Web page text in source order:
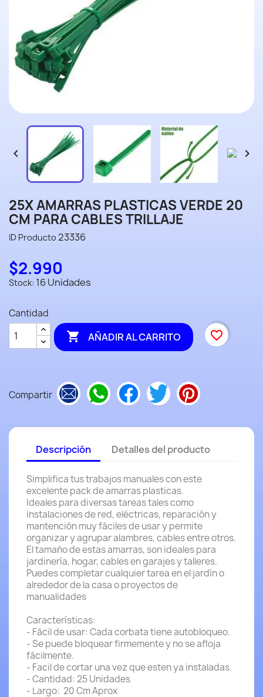
 
25X AMARRAS PLASTICAS VERDE 20
CM PARA CABLES TRILLAJE
ID Producto23336
$2.990
Stock:16 Unidades
Cantidad
 AÑADIR AL CARRITO favorite_border
Compartir
Descripción Detalles del producto
Simplifica tus trabajos manuales con este
excelente pack de amarras plasticas.
Ideales para diversas tareas tales como
instalaciones de red, eléctricas, reparación y
mantención muy fáciles de usar y permite
organizar y agrupar alambres, cables entre otros.
El tamaño de estas amarras, son ideales para
jardinería, hogar, cables en garajes y talleres.
Puedes completar cualquier tarea en el jardín o
alrededor de la casa o proyectos de
manualidades
Características:
- Fácil de usar: Cada corbata tiene autobloqueo.
- Se puede bloquear firmemente y no se afloja
fácilmente.
- Facil de cortar una vez que esten ya instaladas.
- Cantidad: 25 Unidades
- Largo: 20 Cm Aprox